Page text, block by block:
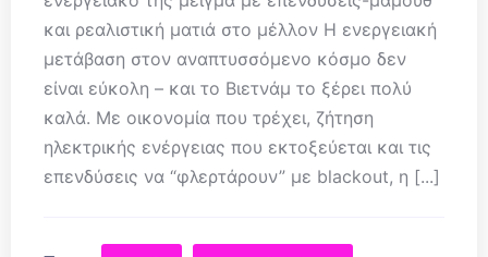
και ρεαλιστική ματιά στο μέλλον Η ενεργειακή
μετάβαση στον αναπτυσσόμενο κόσμο δεν
είναι εύκολη – και το Βιετνάμ το ξέρει πολύ
καλά. Με οικονομία που τρέχει, ζήτηση
ηλεκτρικής ενέργειας που εκτοξεύεται και τις
επενδύσεις να “φλερτάρουν” με blackout, η [...]